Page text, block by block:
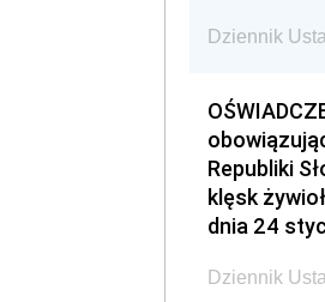
Dziennik
Republiki
klęsk
dnia 24
Dziennik